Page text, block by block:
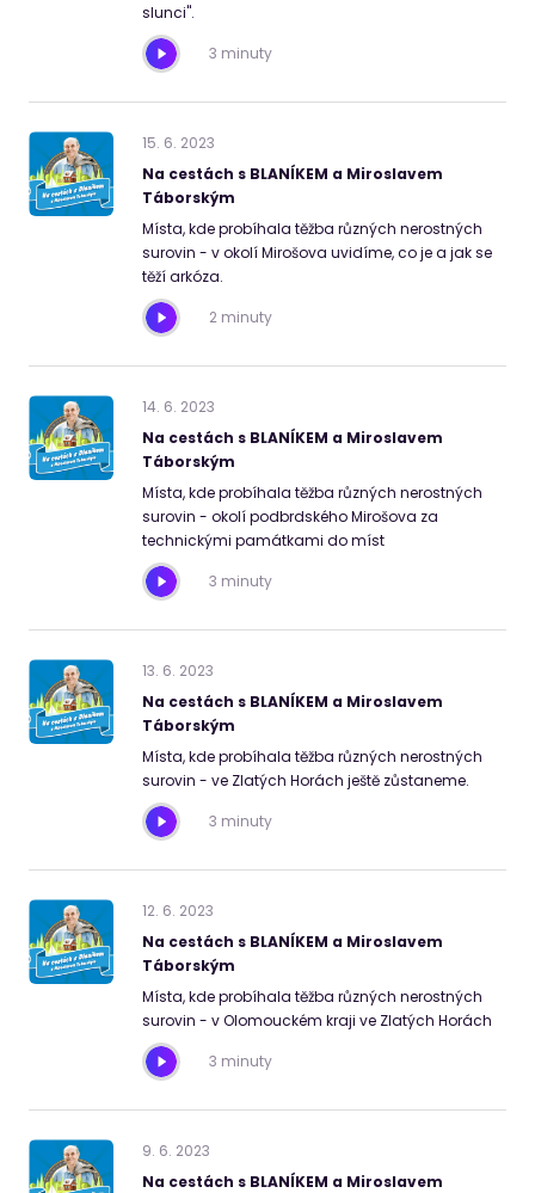
slunci".
3 minuty
15. 6. 2023
Na cestách s BLANÍKEM a Miroslavem
Táborským
Místa, kde probíhala těžba různých nerostných
surovin - v okolí Mirošova uvidíme, co je a jak se
těží arkóza.
2 minuty
14. 6. 2023
Na cestách s BLANÍKEM a Miroslavem
Táborským
Místa, kde probíhala těžba různých nerostných
surovin - okolí podbrdského Mirošova za
technickými památkami do míst
3 minuty
13. 6. 2023
Na cestách s BLANÍKEM a Miroslavem
Táborským
Místa, kde probíhala těžba různých nerostných
surovin - ve Zlatých Horách ještě zůstaneme.
3 minuty
12. 6. 2023
Na cestách s BLANÍKEM a Miroslavem
Táborským
Místa, kde probíhala těžba různých nerostných
surovin - v Olomouckém kraji ve Zlatých Horách
3 minuty
9. 6. 2023
Na cestách s BLANÍKEM a Miroslavem